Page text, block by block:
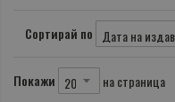
Сортирай по
Покажи на страница